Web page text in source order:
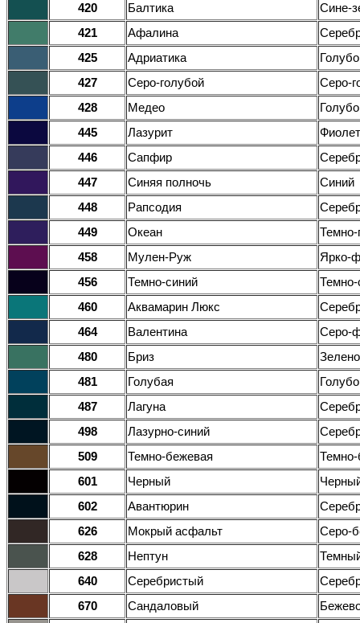
420
Балтика
Сине-
421
Афалина
425
Адриатика
427
Серо-голубой
Серо-
428
Медео
445
Лазурит
446
Сапфир
447
Синяя полночь
Синий
448
Рапсодия
449
Океан
Темно-
458
Мулен-Руж
Ярко-
456
Темно-синий
Темно-
460
Аквамарин Люкс
464
Валентина
Серо-
480
Бриз
481
Голубая
487
Лагуна
498
Лазурно-синий
509
Темно-бежевая
601
Черный
602
Авантюрин
626
Мокрый асфальт
Серо-
628
Нептун
640
Серебристый
670
Сандаловый